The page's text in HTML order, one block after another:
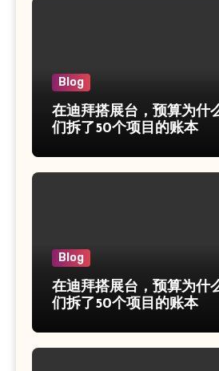
Blog
在迪拜搭展台，预算为什
们拆了50个项目的账本
Blog
在迪拜搭展台，预算为什
们拆了50个项目的账本